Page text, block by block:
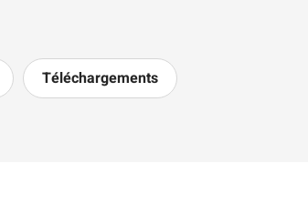
Téléchargements